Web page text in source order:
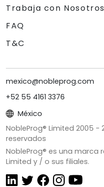
Trabaja con Nosotros
FAQ
T&C
mexico@nobleprog.com
+52 55 4161 3376
México
NobleProg® Limited 2005 -
reservados
NobleProg® es una marca
Limited y / o sus filiales.